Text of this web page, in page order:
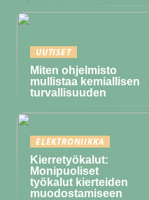
UUTISET
Miten ohjelmisto
mullistaa kemiallisen
turvallisuuden
ELEKTRONIIKKA
Kierretyökalut:
Monipuoliset
työkalut kierteiden
muodostamiseen